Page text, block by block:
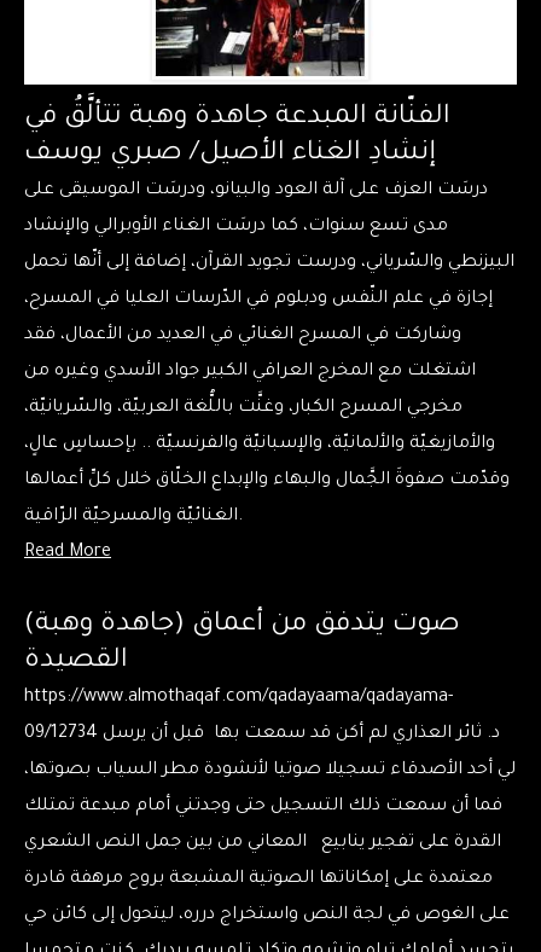
الفنّانة المبدعة جاهدة وهبة تتألَّقُ في
إنشادِ الغناء الأصيل/ صبري يوسف
درسَت العزف على آلة العود والبيانو، ودرسَت الموسيقى على
مدى تسع سنوات، كما درسَت الغناء الأوبرالي والإنشاد
البيزنطي والسّرياني، ودرست تجويد القرآن، إضافة إلى أنّها تحمل
إجازة في علم النّفس ودبلوم في الدّرسات العليا في المسرح،
وشاركت في المسرح الغنائي في العديد من الأعمال، فقد
اشتغلت مع المخرج العراقي الكبير جواد الأسدي وغيره من
مخرجي المسرح الكبار، وغنَّت باللُّغة العربيّة، والسّريانيّة،
والأمازيغيّة والألمانيّة، والإسبانيّة والفرنسيّة .. بإحساسٍ عالٍ،
وقدّمت صفوةَ الجَّمال والبهاء والإبداع الخلّاق خلال كلِّ أعمالها
الغنائيّة والمسرحيّة الرّاقية.
Read More
(جاهدة وهبة) صوت يتدفق من أعماق
القصيدة
https://www.almothaqaf.com/qadayaama/qadayama-
09/12734 د. ثائر العذاري لم أكن قد سمعت بها قبل أن يرسل
لي أحد الأصدقاء تسجيلا صوتيا لأنشودة مطر السياب بصوتها،
فما أن سمعت ذلك التسجيل حتى وجدتني أمام مبدعة تمتلك
القدرة على تفجير ينابيع المعاني من بين جمل النص الشعري
معتمدة على إمكاناتها الصوتية المشبعة بروح مرهفة قادرة
على الغوص في لجة النص واستخراج درره، ليتحول إلى كائن حي